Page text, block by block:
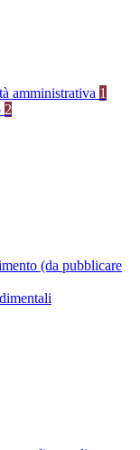
amministrativa 1
2
(da pubblicare